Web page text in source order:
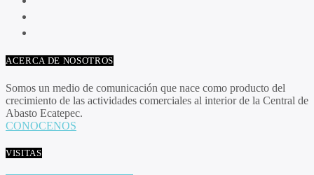
ACERCA DE NOSOTROS
Somos un medio de comunicación que nace como producto del
crecimiento de las actividades comerciales al interior de la Central de
Abasto Ecatepec.
CONOCENOS
VISITAS